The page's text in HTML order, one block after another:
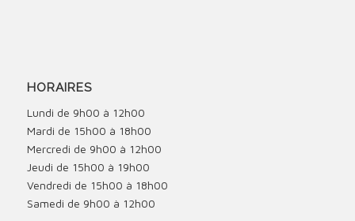
HORAIRES
Lundi de 9h00 à 12h00
Mardi de 15h00 à 18h00
Mercredi de 9h00 à 12h00
Jeudi de 15h00 à 19h00
Vendredi de 15h00 à 18h00
Samedi de 9h00 à 12h00